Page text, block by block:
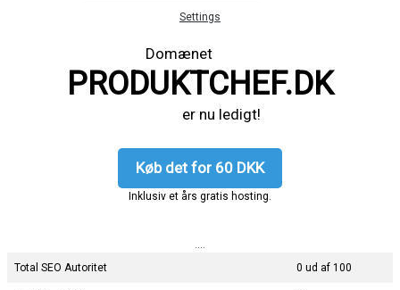
Settings
Domænet
PRODUKTCHEF.DK
er nu ledigt!
Køb det for 60 DKK
Inklusiv et års gratis hosting.
Total SEO Autoritet
0 ud af 100